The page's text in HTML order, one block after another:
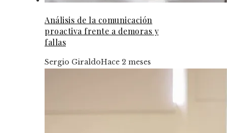
Análisis de la comunicación
proactiva frente a demoras y
fallas
Sergio GiraldoHace 2 meses